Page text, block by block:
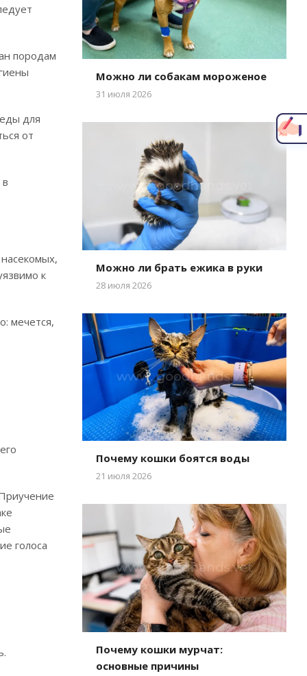
породам
для
от
к
мечется,
голоса
Можно ли собакам мороженое
31 июля 2026
Можно ли брать ежика в руки
28 июля 2026
Почему кошки боятся воды
21 июля 2026
Почему кошки мурчат:
основные причины
Написать главному врачу